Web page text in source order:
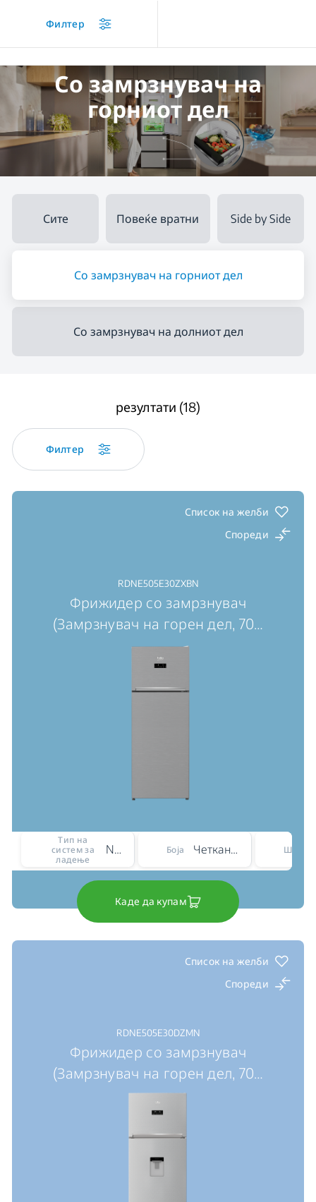
Со замрзнувач на
горниот дел
Сите Повеќе вратни Side by Side
Со замрзнувач на горниот дел
Со замрзнувач на долниот дел
резултати (18)
Филтер
Список на желби
Спореди
RDNE505E30ZXBN
Фрижидер со замрзнувач
(Замрзнувач на горен дел, 70…
Тип на
систем за
ладење
No Frost Боја Четкано сребро
Каде да купам
Список на желби
Спореди
RDNE505E30DZMN
Фрижидер со замрзнувач
(Замрзнувач на горен дел, 70…
Филтер